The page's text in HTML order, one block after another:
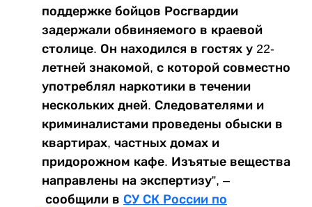
поддержке бойцов Росгвардии
задержали обвиняемого в краевой
столице. Он находился в гостях у 22-
летней знакомой, с которой совместно
употреблял наркотики в течении
нескольких дней. Следователями и
криминалистами проведены обыски в
квартирах, частных домах и
придорожном кафе. Изъятые вещества
направлены на экспертизу”, –
сообщили в СУ СК России по